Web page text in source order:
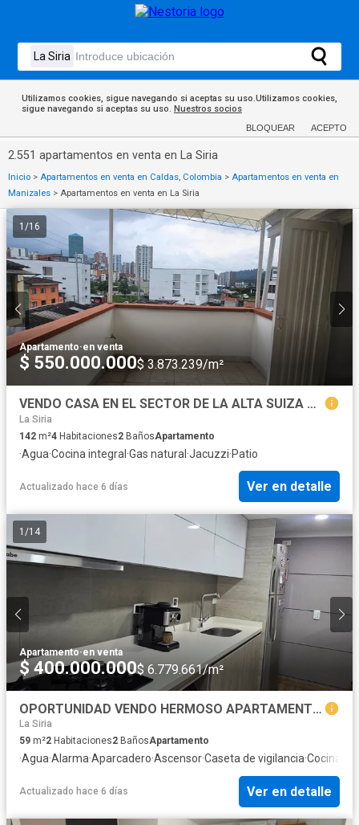
Utilizamos cookies, sigue navegando si aceptas su uso.Utilizamos cookies,
sigue navegando si aceptas su uso. Nuestros socios
BLOQUEAR ACEPTO
2.551 apartamentos en venta en La Siria
Inicio > Apartamentos en venta en Caldas, Colombia > Apartamentos en venta en
Manizales > Apartamentos en venta en La Siria
1 /16
Apartamento·en venta
$ 550.000.000$ 3.873.239/m²
VENDO CASA EN EL SECTOR DE LA ALTA SUIZA DE 136m2 MAS 6M2 terraza.
La Siria
142 m²4 Habitaciones2 BañosApartamento
·Agua·Cocina integral ·Gas natural ·Jacuzzi·Patio
Actualizado hace 6 días Ver en detalle
1 /14
Apartamento·en venta
$ 400.000.000$ 6.779.661/m²
OPORTUNIDAD VENDO HERMOSO APARTAMENTO REMODELADO CON ASCENSOR EN EL SECTOR DE LAURELES de 58m2 Aproxi
La Siria
59 m²2 Habitaciones2 BañosApartamento
·Agua·Alarma·Aparcadero·Ascensor·Caseta de vigilancia·Cocina
Actualizado hace 6 días Ver en detalle